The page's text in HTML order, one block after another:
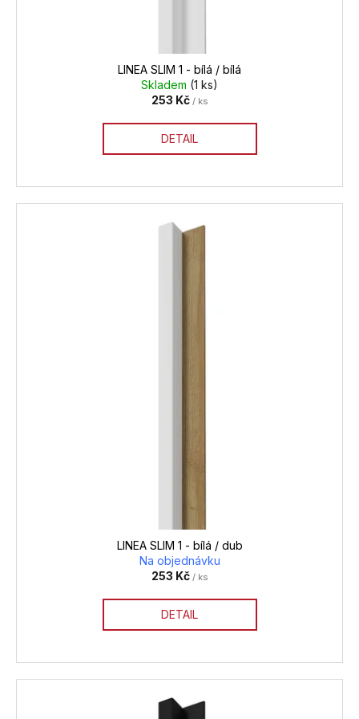
LINEA SLIM 1 - bílá / bílá
Skladem (1 ks)
253 Kč / ks
DETAIL
LINEA SLIM 1 - bílá / dub
Na objednávku
253 Kč / ks
DETAIL